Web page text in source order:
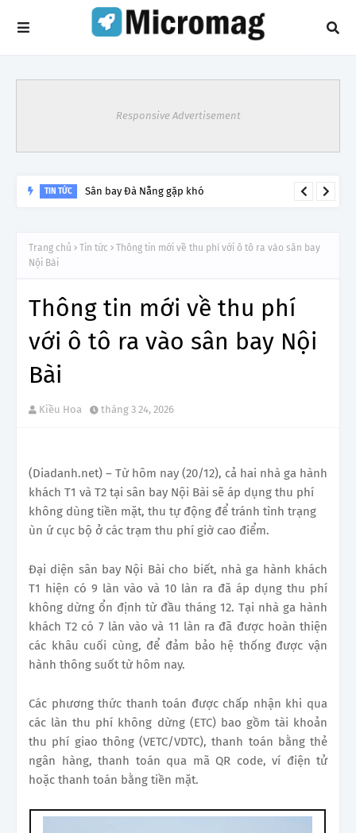
Responsive Advertisement
TIN TỨC Sân bay Đà Nẵng gặp khó
Trang chủ Tin tức
Thông tin mới về thu phí với ô tô ra vào sân bay
Nội Bài
Thông tin mới về thu phí
với ô tô ra vào sân bay Nội
Bài
Kiều Hoa tháng 3 24, 2026
(Diadanh.net) – Từ hôm nay (20/12), cả hai nhà ga hành
khách T1 và T2 tại sân bay Nội Bài sẽ áp dụng thu phí
không dùng tiền mặt, thu tự động để tránh tình trạng
ùn ứ cục bộ ở các trạm thu phí giờ cao điểm.
Đại diện sân bay Nội Bài cho biết, nhà ga hành khách
T1 hiện có 9 làn vào và 10 làn ra đã áp dụng thu phí
không dừng ổn định từ đầu tháng 12. Tại nhà ga hành
khách T2 có 7 làn vào và 11 làn ra đã được hoàn thiện
các khâu cuối cùng, để đảm bảo hệ thống được vận
hành thông suốt từ hôm nay.
Các phương thức thanh toán được chấp nhận khi qua
các làn thu phí không dừng (ETC) bao gồm tài khoản
thu phí giao thông (VETC/VDTC), thanh toán bằng thẻ
ngân hàng, thanh toán qua mã QR code, ví điện tử
hoặc thanh toán bằng tiền mặt.